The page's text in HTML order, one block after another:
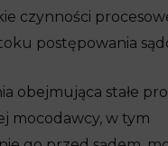
czynności
postępowania
obejmująca stałe
mocodawcy, w tym